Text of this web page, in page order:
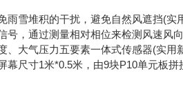
雪堆积的干扰，避免自然风遮挡(实
，通过测量相对相位来检测风速风
大气压力五要素一体式传感器(实用
尺寸1米*0.5米，由9块P10单元板拼